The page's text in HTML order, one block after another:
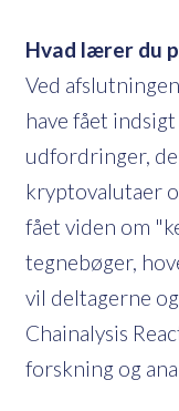
Hvad lærer du
Ved
have fået
udfordringer,
kryptovalutaer
fået viden om
tegnebøger,
vil deltagerne
Chainalysis
forskning og